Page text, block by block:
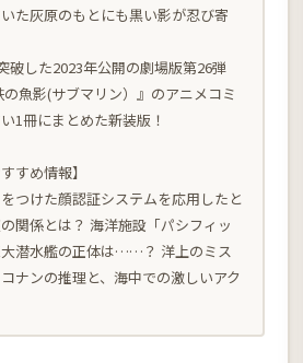
た灰原のもとにも黒い影が忍び寄
破した2023年公開の劇場版第26弾
の魚影(サブマリン）』のアニメコミ
1冊にまとめた新装版！
すめ情報】
つけた顔認証システムを応用したと
関係とは？ 海洋施設「パシフィッ
潜水艦の正体は……？ 洋上のミス
ナンの推理と、海中での激しいアク